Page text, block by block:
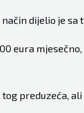
dijelio je sa
eura
preduzeća,